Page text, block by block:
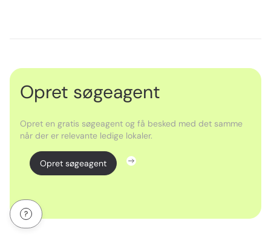
Opret søgeagent
Opret en gratis søgeagent og få besked med det samme
når der er relevante ledige lokaler.
Opret søgeagent